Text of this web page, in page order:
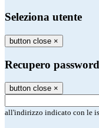
Seleziona utente
button close ×
Recupero password
button close ×
all'indirizzo indicato con le